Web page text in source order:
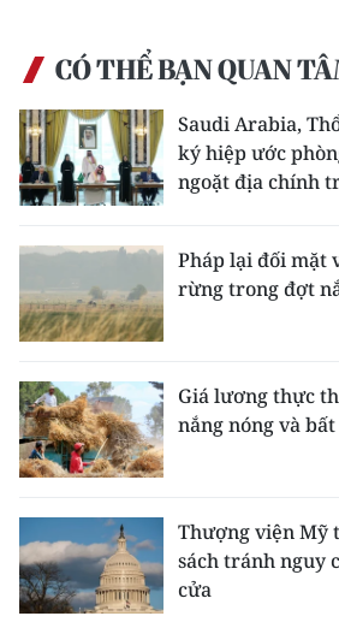
中文
FRANÇAIS
ESPAÑOL
한국어
CÓ THỂ BẠN QUAN
Saudi Arabia,
ký hiệp ước
ngoặt địa chính
Pháp lại đối mặt
rừng trong đợt
Giá lương thực
nắng nóng và
Thượng viện Mỹ
sách tránh nguy
cửa